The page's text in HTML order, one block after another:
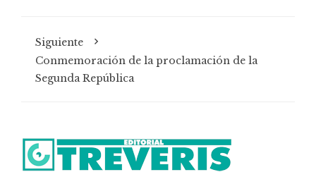
Siguiente
Conmemoración de la proclamación de la
Segunda República